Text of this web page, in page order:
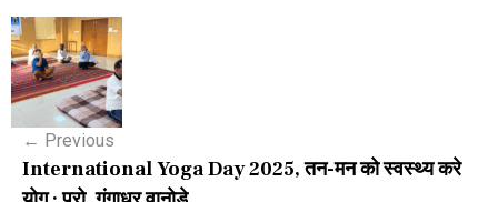
P
o
s
n
← Previous
International Yoga Day 2025, तन-मन को स्वस्थ्य करे